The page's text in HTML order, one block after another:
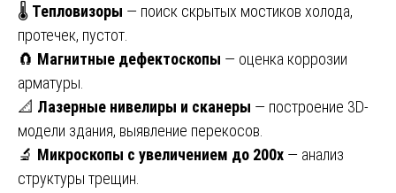
🌡️ Тепловизоры — поиск скрытых мостиков холода,
протечек, пустот.
🧲 Магнитные дефектоскопы — оценка коррозии
арматуры.
📐 Лазерные нивелиры и сканеры — построение 3D-
модели здания, выявление перекосов.
🔬 Микроскопы с увеличением до 200х — анализ
структуры трещин.